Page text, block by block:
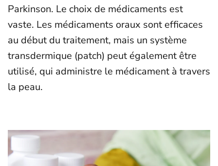
Parkinson. Le choix de médicaments est
vaste. Les médicaments oraux sont efficaces
au début du traitement, mais un système
transdermique (patch) peut également être
utilisé, qui administre le médicament à travers
la peau.